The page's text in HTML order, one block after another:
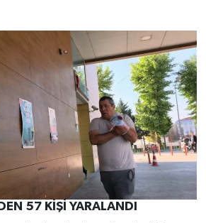
57 KİŞİ YARALANDI